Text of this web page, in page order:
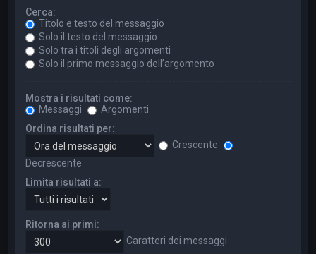
Cerca:
Titolo e testo del messaggio
Solo il testo del messaggio
Solo tra i titoli degli argomenti
Solo il primo messaggio dell’argomento
Mostra i risultati come:
Messaggi
Argomenti
Ordina risultati per:
Crescente
Decrescente
Limita risultati a:
Ritorna ai primi:
Caratteri dei messaggi